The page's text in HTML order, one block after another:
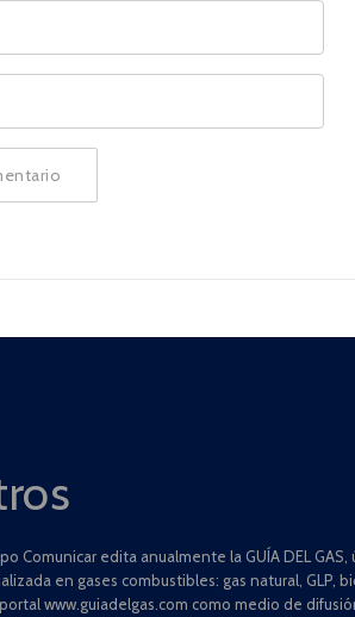
Comunicar edita anualmente la GUÍA DEL
en gases combustibles: gas natural, GLP,
www.guiadelgas.com como medio de